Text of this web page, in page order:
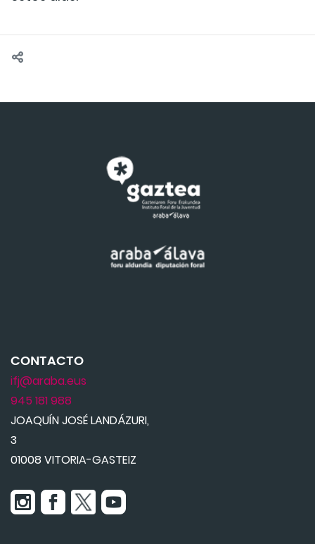
CONTACTO
ifj@araba.eus
945 181 988
JOAQUÍN JOSÉ LANDÁZURI,
3
01008 VITORIA-GASTEIZ